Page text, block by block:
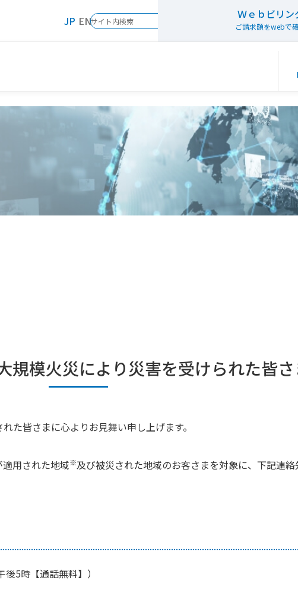
JP EN Ｗｅｂビリン
ご請求額をwebで
規模火災により災害を受けられた皆
た皆さまに心よりお見舞い申し上げます。
用された地域※及び被災された地域のお客さまを対象に、下記連
5時【通話無料】）